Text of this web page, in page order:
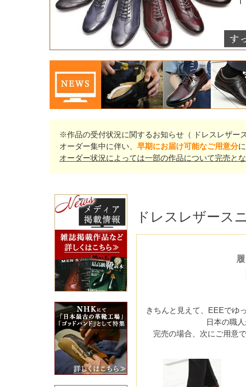
※作品の受付状況に関するお知らせ（ ドレスレザー
オーダー集中に伴い、 早期にお届け可能なご用意分
オーダー状況によっては一部の作品について完売と
ドレスレザース
きちんと見えて、EEEでゆ
日本の職
完売の場合、次にご用意